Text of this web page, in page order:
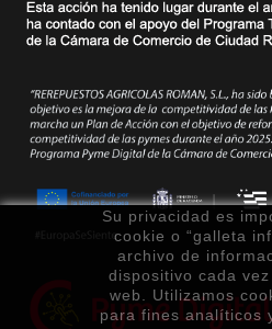
Su privacidad es
cookie o “galleta
archivo de
dispositivo cada
web. Utilizamos
para fines analíticos